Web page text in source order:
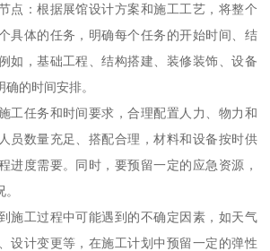
点：根据展馆设计方案和施工工艺，将整个
具体的任务，明确每个任务的开始时间、结
如，基础工程、结构搭建、装修装饰、设备
的时间安排。
工任务和时间要求，合理配置人力、物力和
员数量充足、搭配合理，材料和设备按时供
进度需要。同时，要预留一定的应急资源，
施工过程中可能遇到的不确定因素，如天气
设计变更等，在施工计划中预留一定的弹性